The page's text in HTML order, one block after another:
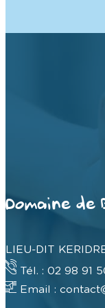
Domaine de
LIEU-DIT
Tél. : 02 98 91
Email :